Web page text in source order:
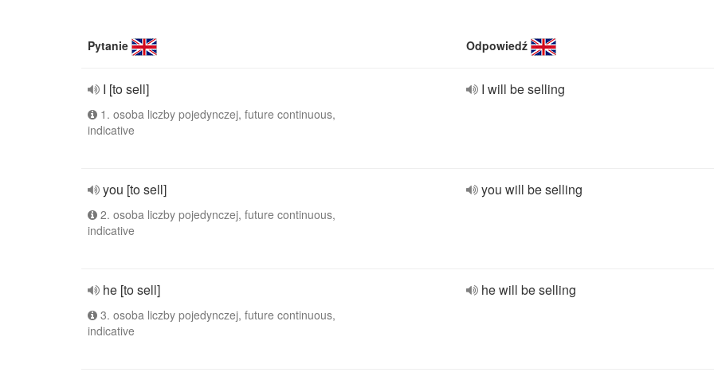
Pytanie Odpowiedź
I [to sell]
1. osoba liczby pojedynczej, future continuous,
indicative
I will be selling
you [to sell]
2. osoba liczby pojedynczej, future continuous,
indicative
you will be selling
he [to sell]
3. osoba liczby pojedynczej, future continuous,
indicative
he will be selling